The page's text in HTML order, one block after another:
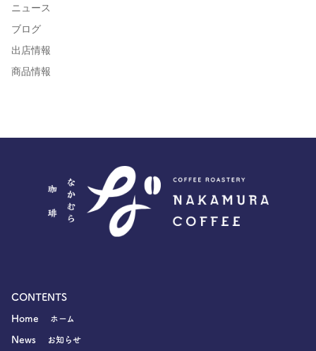
ニュース
ブログ
出店情報
商品情報
CONTENTS
Home ホーム
News お知らせ